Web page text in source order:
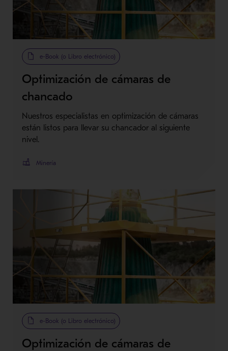
e-Book (o Libro electrónico)
Optimización de cámaras de
chancado
Nuestros especialistas en optimización de cámaras
están listos para llevar su chancador al siguiente
nivel.
Minería
e-Book (o Libro electrónico)
Optimización de cámaras de